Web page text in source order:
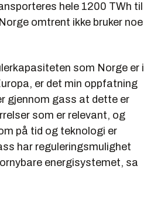
hele 1200 TWh til
omtrent ikke bruker noe
som Norge er i
er det min oppfatning
gjennom gass at dette er
som er relevant, og
på tid og teknologi er
har reguleringsmulighet
energisystemet, sa